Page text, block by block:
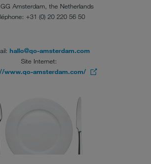
Amsterdam, the Netherlands
+31 (0) 20 220 56 50
hallo@qo-amsterdam.com
Site Internet:
www.qo-amsterdam.com/